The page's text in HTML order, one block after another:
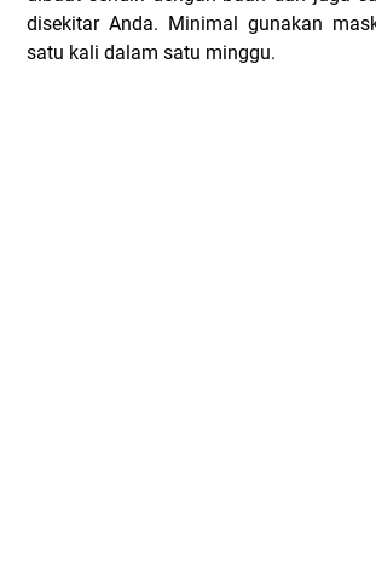
disekitar Anda. Minimal gunakan
satu kali dalam satu minggu.